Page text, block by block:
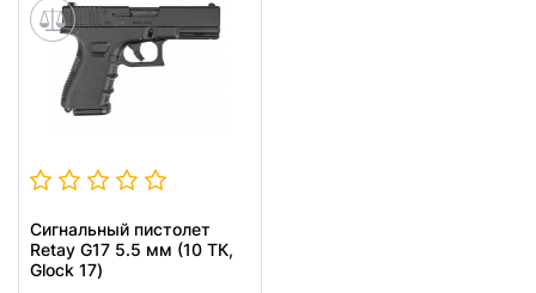
Сигнальный пистолет
Retay G17 5.5 мм (10 ТК,
Glock 17)